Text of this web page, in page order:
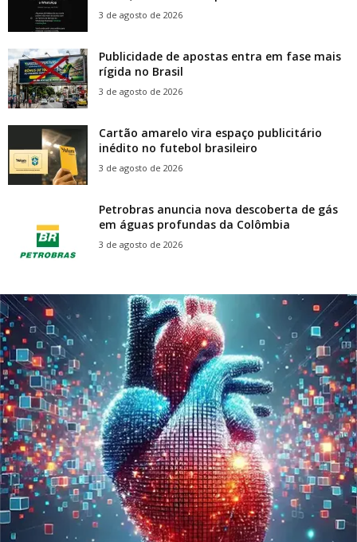
3 de agosto de 2026
Publicidade de apostas entra em fase mais
rígida no Brasil
3 de agosto de 2026
Cartão amarelo vira espaço publicitário
inédito no futebol brasileiro
3 de agosto de 2026
Petrobras anuncia nova descoberta de gás
em águas profundas da Colômbia
3 de agosto de 2026